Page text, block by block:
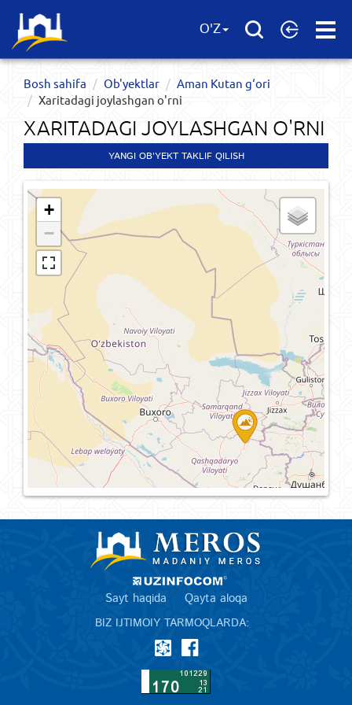
Open
O'Z
Bosh sahifa Ob'yektlar​
Aman Kutan g‘ori
Xaritadagi joylashgan o'rni
XARITADAGI JOYLASHGAN O'RNI
YANGI OB'YEKT TAKLIF QILISH
+
−
Sayt haqida Qayta aloqa
BIZ IJTIMOIY TARMOQLARDA: